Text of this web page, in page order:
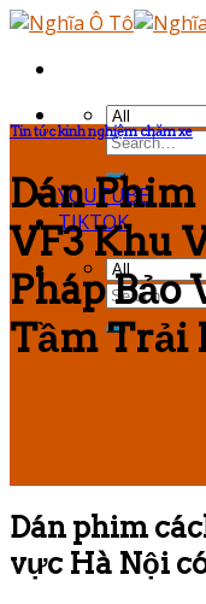
Skip
content
YOUTUBE
TIKTOK
Tin tức kinh nghiệm chăm xe
Dán
VF3 Khu
Pháp Bảo
Tầm Trải
Dán phim
vực Hà Nội